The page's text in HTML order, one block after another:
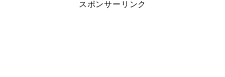
スポンサーリンク